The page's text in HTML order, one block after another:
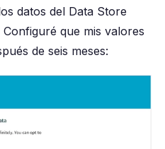
datos del Data Store
que mis valores
de seis meses: